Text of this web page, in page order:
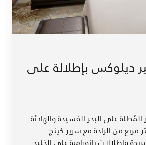
ديلوكس بإطلالة على
المُطلة على البحر الفسيحة والهادئة
56–59 متر مربع من الراحة مع سرير كينج